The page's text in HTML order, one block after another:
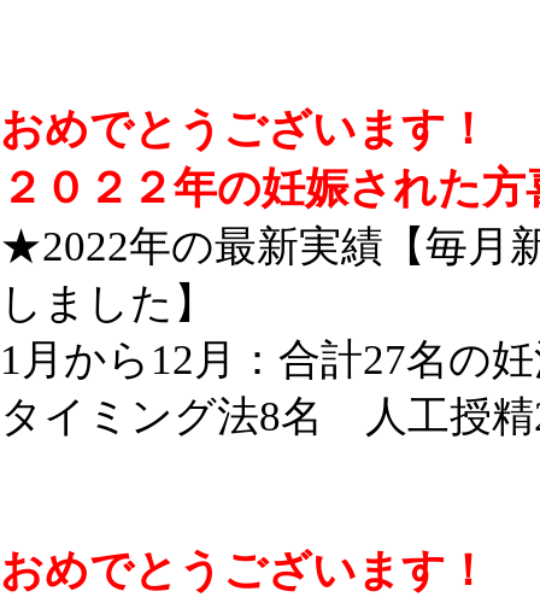
おめでとうございます！
２０２２年の妊娠された
★2022年の最新実績【毎月
しました】
1月から12月：合計27名の
タイミング法8名 人工授
おめでとうございます！